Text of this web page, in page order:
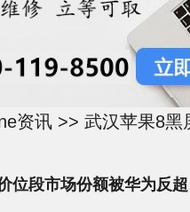
资讯 >> 武汉苹果8黑
位段市场份额被华为反超